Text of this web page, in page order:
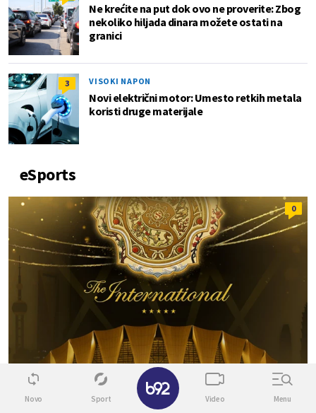
Ne krećite na put dok ovo ne proverite: Zbog
nekoliko hiljada dinara možete ostati na
granici
3 VISOKI NAPON
Novi električni motor: Umesto retkih metala
koristi druge materijale
eSports
0
Novo Sport Video Menu